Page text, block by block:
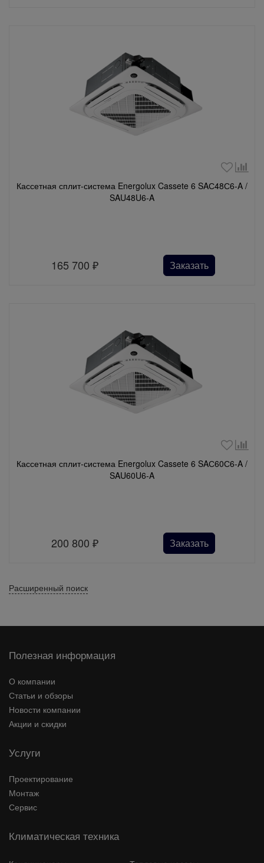
Кассетная сплит-система Energolux Cassete 6 SAС48С6-A /
SAU48U6-A
165 700₽ Заказать
Кассетная сплит-система Energolux Cassete 6 SAС60С6-A /
SAU60U6-A
200 800₽ Заказать
Расширенный поиск
Полезная информация
О компании
Статьи и обзоры
Новости компании
Акции и скидки
Услуги
Проектирование
Монтаж
Сервис
Климатическая техника